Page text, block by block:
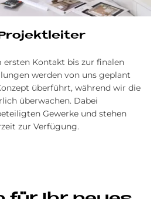
Kontakt bis zur finalen
werden von uns geplant
überführt, während wir die
überwachen. Dabei
Gewerke und stehen
zur Verfügung.